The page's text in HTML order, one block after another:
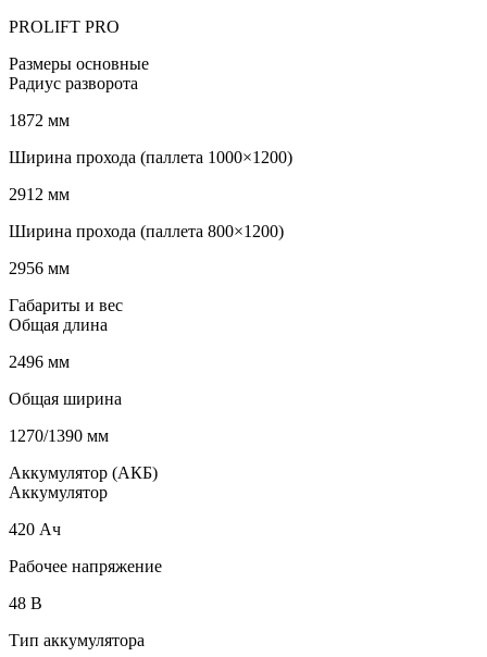
PROLIFT PRO
Размеры основные
Радиус разворота
1872 мм
Ширина прохода (паллета 1000×1200)
2912 мм
Ширина прохода (паллета 800×1200)
2956 мм
Габариты и вес
Общая длина
2496 мм
Общая ширина
1270/1390 мм
Аккумулятор (АКБ)
Аккумулятор
420 Ач
Рабочее напряжение
48 В
Тип аккумулятора